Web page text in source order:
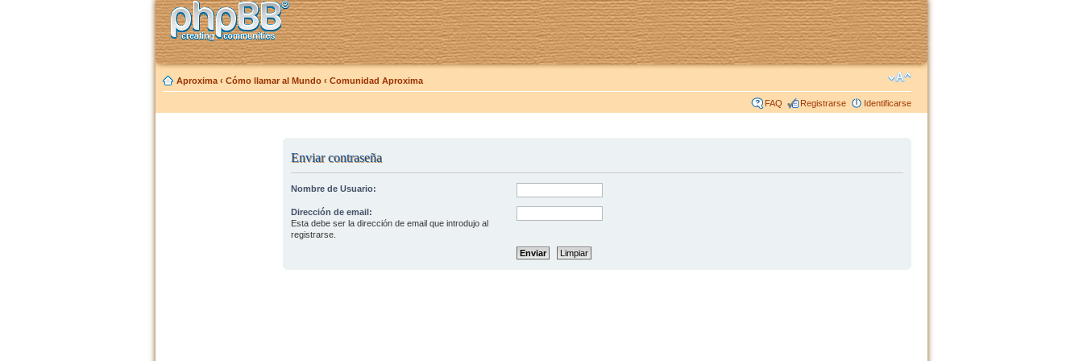
Aproxima ‹ Cómo llamar al Mundo ‹ Comunidad Aproxima
FAQ Registrarse Identificarse
Enviar contraseña
Nombre de Usuario:
Dirección de email:
Esta debe ser la dirección de email que introdujo al
registrarse.